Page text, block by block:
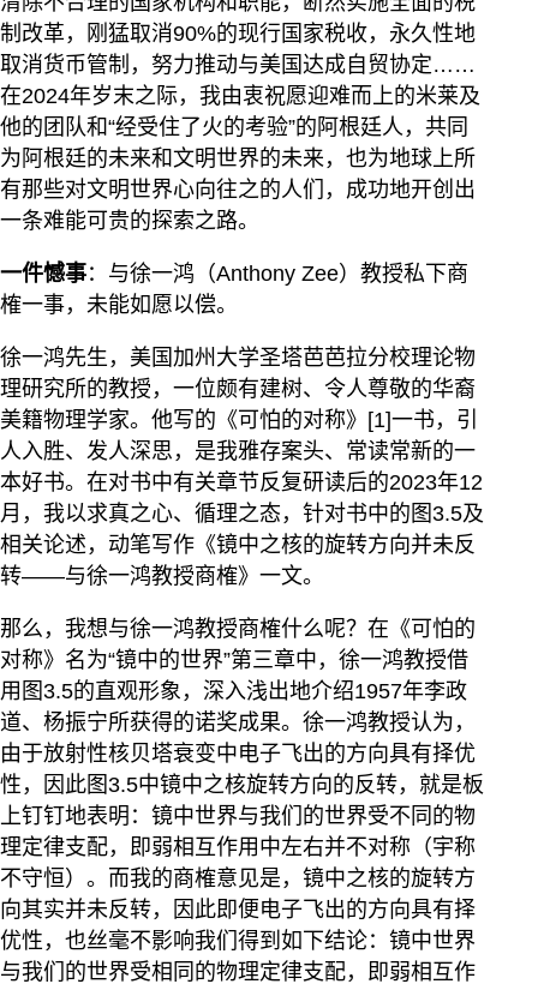
制改革，刚猛取消90%的现行国家税收，永久性地
取消货币管制，努力推动与美国达成自贸协定……
在2024年岁末之际，我由衷祝愿迎难而上的米莱及
他的团队和“经受住了火的考验”的阿根廷人，共同
为阿根廷的未来和文明世界的未来，也为地球上所
有那些对文明世界心向往之的人们，成功地开创出
一条难能可贵的探索之路。
一件憾事：与徐一鸿（Anthony Zee）教授私下商
榷一事，未能如愿以偿。
徐一鸿先生，美国加州大学圣塔芭芭拉分校理论物
理研究所的教授，一位颇有建树、令人尊敬的华裔
美籍物理学家。他写的《可怕的对称》[1]一书，引
人入胜、发人深思，是我雅存案头、常读常新的一
本好书。在对书中有关章节反复研读后的2023年12
月，我以求真之心、循理之态，针对书中的图3.5及
相关论述，动笔写作《镜中之核的旋转方向并未反
转——与徐一鸿教授商榷》一文。
那么，我想与徐一鸿教授商榷什么呢？在《可怕的
对称》名为“镜中的世界”第三章中，徐一鸿教授借
用图3.5的直观形象，深入浅出地介绍1957年李政
道、杨振宁所获得的诺奖成果。徐一鸿教授认为，
由于放射性核贝塔衰变中电子飞出的方向具有择优
性，因此图3.5中镜中之核旋转方向的反转，就是板
上钉钉地表明：镜中世界与我们的世界受不同的物
理定律支配，即弱相互作用中左右并不对称（宇称
不守恒）。而我的商榷意见是，镜中之核的旋转方
向其实并未反转，因此即便电子飞出的方向具有择
优性，也丝毫不影响我们得到如下结论：镜中世界
与我们的世界受相同的物理定律支配，即弱相互作